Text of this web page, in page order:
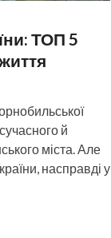
ТОП 5
й
міста. Але
насправді у